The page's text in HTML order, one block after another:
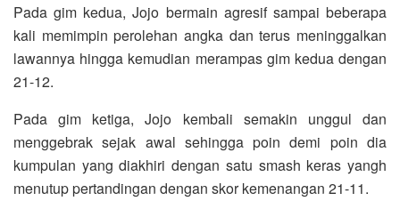
Pada gim kedua, Jojo bermain agresif sampai beberapa
kali memimpin perolehan angka dan terus meninggalkan
lawannya hingga kemudian merampas gim kedua dengan
21-12.
Pada gim ketiga, Jojo kembali semakin unggul dan
menggebrak sejak awal sehingga poin demi poin dia
kumpulan yang diakhiri dengan satu smash keras yangh
menutup pertandingan dengan skor kemenangan 21-11.